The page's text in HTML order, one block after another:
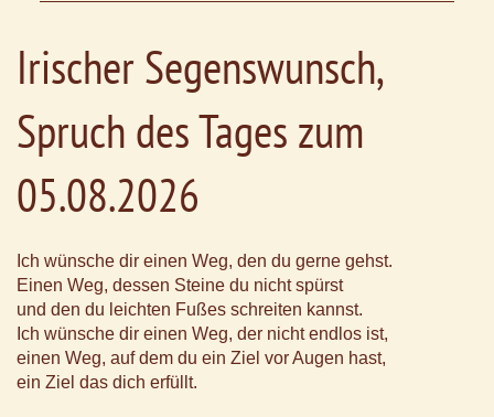
Irischer Segenswunsch,
Spruch des Tages zum
05.08.2026
Ich wünsche dir einen Weg, den du gerne gehst.
Einen Weg, dessen Steine du nicht spürst
und den du leichten Fußes schreiten kannst.
Ich wünsche dir einen Weg, der nicht endlos ist,
einen Weg, auf dem du ein Ziel vor Augen hast,
ein Ziel das dich erfüllt.